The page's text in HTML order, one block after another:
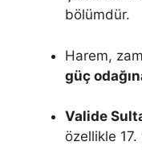
bölümdür.
Harem,
güç
Valide
özellikle